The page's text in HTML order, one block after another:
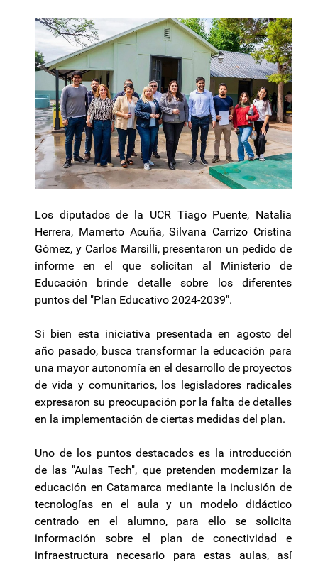
Los diputados de la UCR Tiago Puente, Natalia
Herrera, Mamerto Acuña, Silvana Carrizo Cristina
Gómez, y Carlos Marsilli, presentaron un pedido de
informe en el que solicitan al Ministerio de
Educación brinde detalle sobre los diferentes
puntos del "Plan Educativo 2024-2039".
Si bien esta iniciativa presentada en agosto del
año pasado, busca transformar la educación para
una mayor autonomía en el desarrollo de proyectos
de vida y comunitarios, los legisladores radicales
expresaron su preocupación por la falta de detalles
en la implementación de ciertas medidas del plan.
Uno de los puntos destacados es la introducción
de las "Aulas Tech", que pretenden modernizar la
educación en Catamarca mediante la inclusión de
tecnologías en el aula y un modelo didáctico
centrado en el alumno, para ello se solicita
información sobre el plan de conectividad e
infraestructura necesario para estas aulas, así